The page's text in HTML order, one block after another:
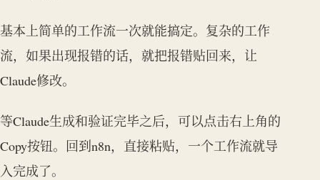
基本上简单的工作流一次就能搞定。复杂的工作
流，如果出现报错的话，就把报错贴回来，让
Claude修改。
等Claude生成和验证完毕之后，可以点击右上角的
Copy按钮。回到n8n，直接粘贴，一个工作流就导
入完成了。